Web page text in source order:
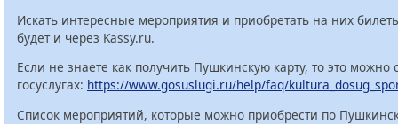
Искать интересные мероприятия и приобретать на них
будет и через Kassy.ru.
Если не знаете как получить Пушкинскую карту, то это можно
госуслугах: https://www.gosuslugi.ru/help/faq/
Список мероприятий, которые можно приобрести по